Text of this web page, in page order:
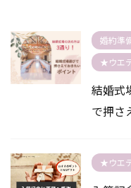
婚約準
★ウエ
結婚式
で押さ
★ウエ